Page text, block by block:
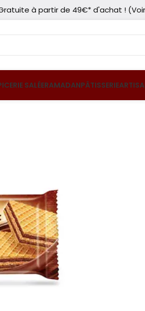
à partir de 49€* d'achat !
SALÉERAMADANPÂTISSERIE